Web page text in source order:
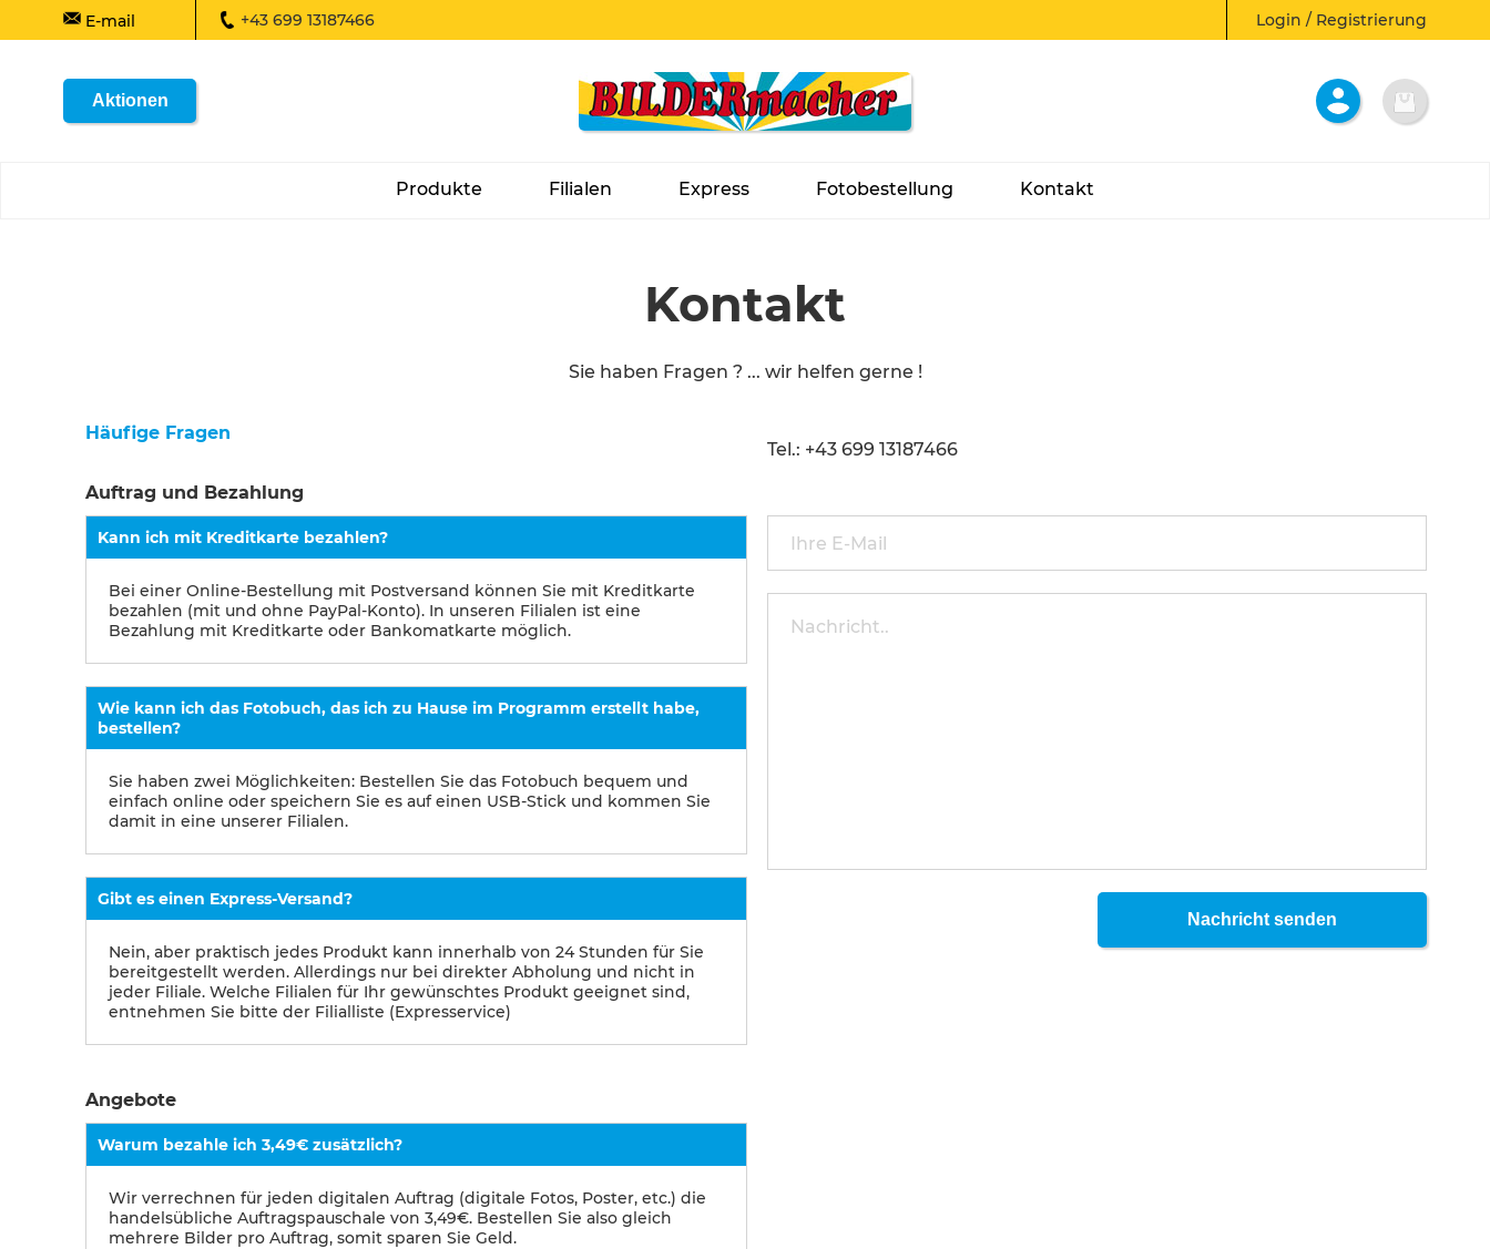
E-mail +43 699 13187466 Login / Registrierung
Aktionen
Produkte Filialen Express Fotobestellung Kontakt
Kontakt
Sie haben Fragen ? ... wir helfen gerne !
Tel.: +43 699 13187466
Nachricht senden
Häufige Fragen
Auftrag und Bezahlung
Kann ich mit Kreditkarte bezahlen?
Bei einer Online-Bestellung mit Postversand können Sie mit Kreditkarte
bezahlen (mit und ohne PayPal-Konto). In unseren Filialen ist eine
Bezahlung mit Kreditkarte oder Bankomatkarte möglich.
Wie kann ich das Fotobuch, das ich zu Hause im Programm erstellt habe,
bestellen?
Sie haben zwei Möglichkeiten: Bestellen Sie das Fotobuch bequem und
einfach online oder speichern Sie es auf einen USB-Stick und kommen Sie
damit in eine unserer Filialen.
Gibt es einen Express-Versand?
Nein, aber praktisch jedes Produkt kann innerhalb von 24 Stunden für Sie
bereitgestellt werden. Allerdings nur bei direkter Abholung und nicht in
jeder Filiale. Welche Filialen für Ihr gewünschtes Produkt geeignet sind,
entnehmen Sie bitte der Filialliste (Expresservice)
Angebote
Warum bezahle ich 3,49€ zusätzlich?
Wir verrechnen für jeden digitalen Auftrag (digitale Fotos, Poster, etc.) die
handelsübliche Auftragspauschale von 3,49€. Bestellen Sie also gleich
mehrere Bilder pro Auftrag, somit sparen Sie Geld.